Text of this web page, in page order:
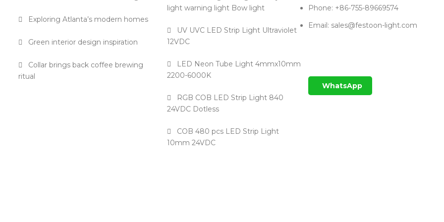
Exploring Atlanta’s modern homes
Green interior design inspiration
Collar brings back coffee brewing
ritual
light warning light Bow light
UV UVC LED Strip Light Ultraviolet
12VDC
LED Neon Tube Light 4mmx10mm
2200-6000K
RGB COB LED Strip Light 840
24VDC Dotless
COB 480 pcs LED Strip Light
10mm 24VDC
Phone: +86-755-89669574
Email: sales@festoon-light.com
WhatsApp